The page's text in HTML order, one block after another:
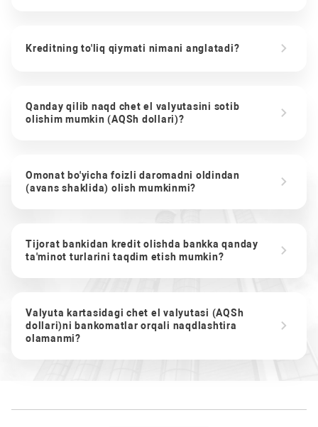
Kreditning to'liq qiymati nimani anglatadi?
Qanday qilib naqd chet el valyutasini sotib
olishim mumkin (AQSh dollari)?
Omonat bo'yicha foizli daromadni oldindan
(avans shaklida) olish mumkinmi?
Tijorat bankidan kredit olishda bankka qanday
ta'minot turlarini taqdim etish mumkin?
Valyuta kartasidagi chet el valyutasi (AQSh
dollari)ni bankomatlar orqali naqdlashtira
olamanmi?